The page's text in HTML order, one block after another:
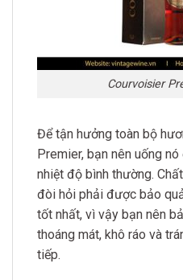
Courvoisier
Để tận hưởng toàn bộ
Premier, bạn nên uống
nhiệt độ bình thường.
đòi hỏi phải được bảo
tốt nhất, vì vậy bạn nên
thoáng mát, khô ráo và
tiếp.